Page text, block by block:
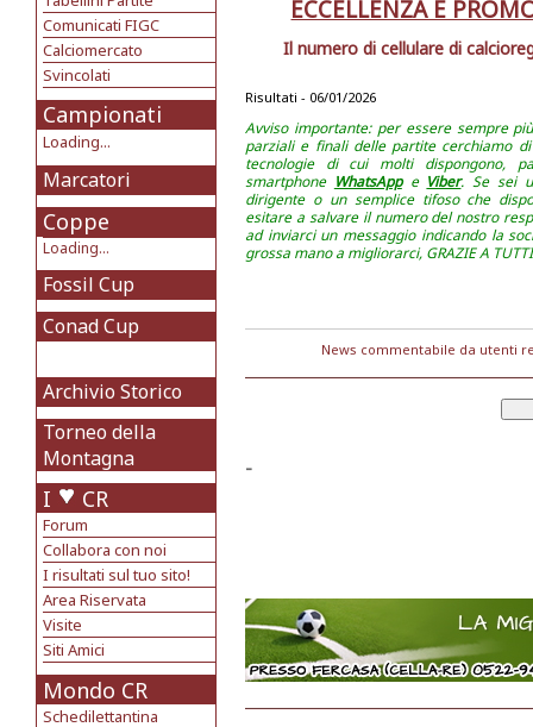
Comunicati FIGC
Calciomercato
Svincolati
Campionati
Loading...
Marcatori
Coppe
Loading...
Fossil Cup
Conad Cup
Archivio Storico
Torneo della
Montagna
I CR
Forum
Collabora con noi
I risultati sul tuo sito!
Area Riservata
Visite
Siti Amici
Mondo CR
Schedilettantina
ECCELLENZA E
Il numero di cellulare di
Risultati - 06/01/2026
Avviso importante: per essere sempre
parziali e finali delle partite cerchiamo
tecnologie di cui molti dispongono,
smartphone WhatsAppe Viber. Se sei
dirigente o un semplice tifoso che
esitare a salvare il numero del nostro
ad inviarci un messaggio indicando la
grossa mano a migliorarci, GRAZIE A
News commentabile da utenti
-